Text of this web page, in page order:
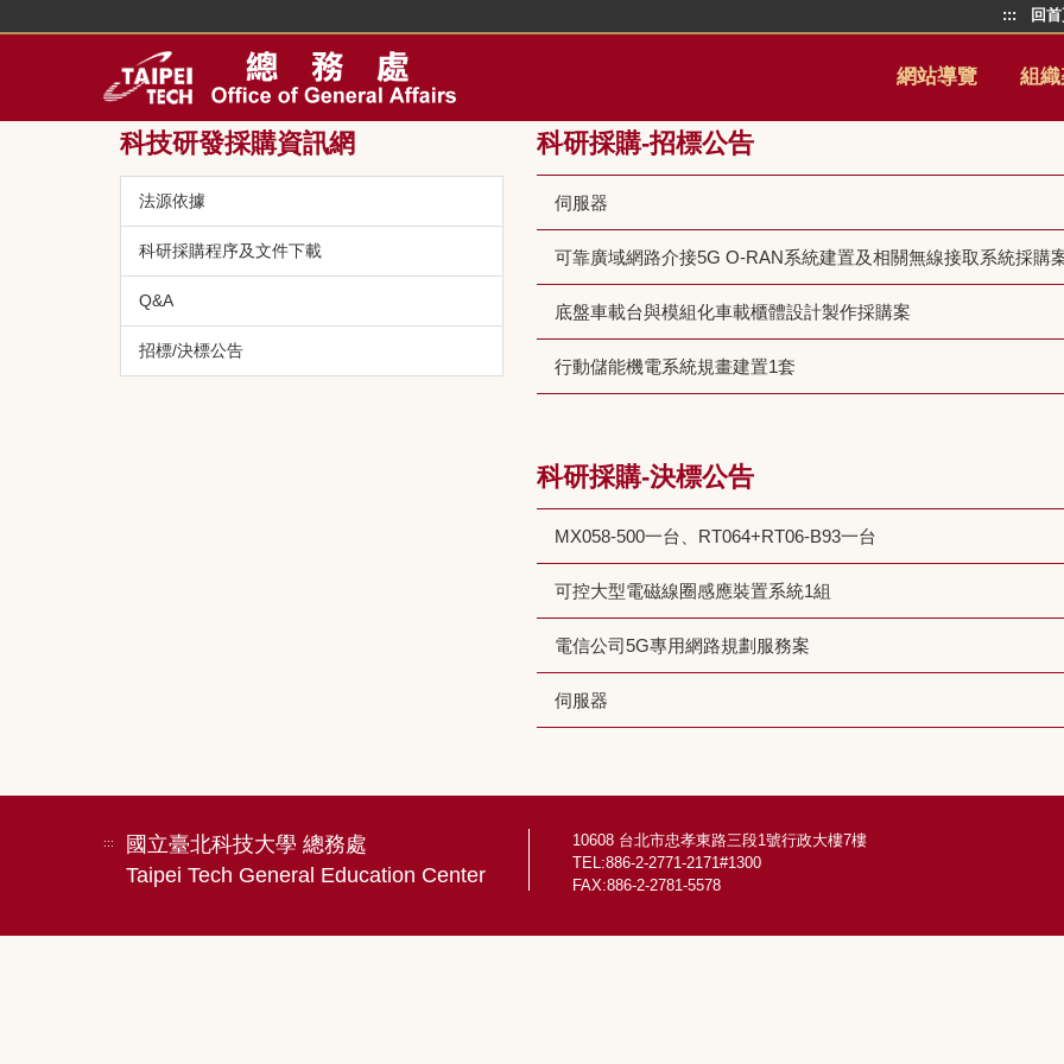
::: 回
網站導覽 組
科技研發採購資訊網
法源依據
科研採購程序及文件下載
Q&A
招標/決標公告
科研採購-招標公告
伺服器
可靠廣域網路介接5G O-RAN系統建置及相關無線接取系統採購
底盤車載台與模組化車載櫃體設計製作採購案
行動儲能機電系統規畫建置1套
科研採購-決標公告
MX058-500一台、RT064+RT06-B93一台
可控大型電磁線圈感應裝置系統1組
電信公司5G專用網路規劃服務案
伺服器
:::
國立臺北科技大學 總務處
Taipei Tech General Education Center
10608 台北市忠孝東路三段1號行政大樓7樓
TEL:886-2-2771-2171#1300
FAX:886-2-2781-5578